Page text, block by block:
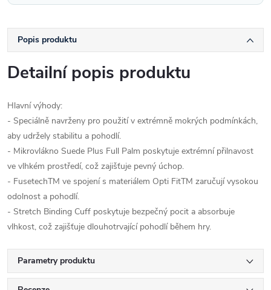
Popis produktu
Detailní popis produktu
Hlavní výhody:
- Speciálně navrženy pro použití v extrémně mokrých podmínkách,
aby udržely stabilitu a pohodlí.
- Mikrovlákno Suede Plus Full Palm poskytuje extrémní přilnavost
ve vlhkém prostředí, což zajišťuje pevný úchop.
- FusetechTM ve spojení s materiálem Opti FitTM zaručují vysokou
odolnost a pohodlí.
- Stretch Binding Cuff poskytuje bezpečný pocit a absorbuje
vlhkost, což zajišťuje dlouhotrvající pohodlí během hry.
Parametry produktu